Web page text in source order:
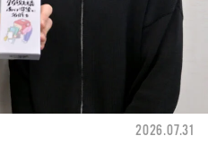
2026.07.31